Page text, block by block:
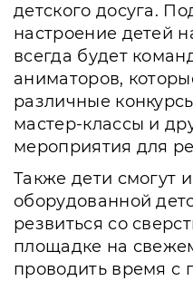
детского досуга.
настроение детей
всегда будет
аниматоров,
различные
мастер-классы и
мероприятия для
Также дети смогут
оборудованной
резвиться со
площадке на
проводить время с